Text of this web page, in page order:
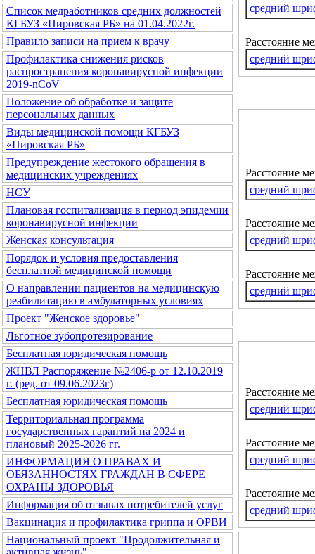
Список медработников средних должностей
КГБУЗ «Пировская РБ» на 01.04.2022г.
Правило записи на прием к врачу
Профилактика снижения рисков
распространения коронавирусной инфекции
2019-nCoV
Положение об обработке и защите
персональных данных
Виды медицинской помощи КГБУЗ
«Пировская РБ»
Предупреждение жестокого обращения в
медицинских учреждениях
НСУ
Плановая госпитализация в период эпидемии
коронавирусной инфекции
Женская консультация
Порядок и условия предоставления
бесплатной медицинской помощи
О направлении пациентов на медицинскую
реабилитацию в амбулаторных условиях
Проект "Женское здоровье"
Льготное зубопротезирование
Бесплатная юридическая помощь
ЖНВЛ Распоряжение №2406-р от 12.10.2019
г. (ред. от 09.06.2023г)
Бесплатная юридическая помощь
Территориальная программа
государственных гарантий на 2024 и
плановый 2025-2026 гг.
ИНФОРМАЦИЯ О ПРАВАХ И
ОБЯЗАННОСТЯХ ГРАЖДАН В СФЕРЕ
ОХРАНЫ ЗДОРОВЬЯ
Информация об отзывах потребителей услуг
Вакцинация и профилактика гриппа и ОРВИ
Национальный проект "Продолжительная и
средний
Расстояние
средний
Расстояние
средний
Расстояние
средний
Расстояние
средний
Расстояние
средний
Расстояние
средний
Расстояние
средний